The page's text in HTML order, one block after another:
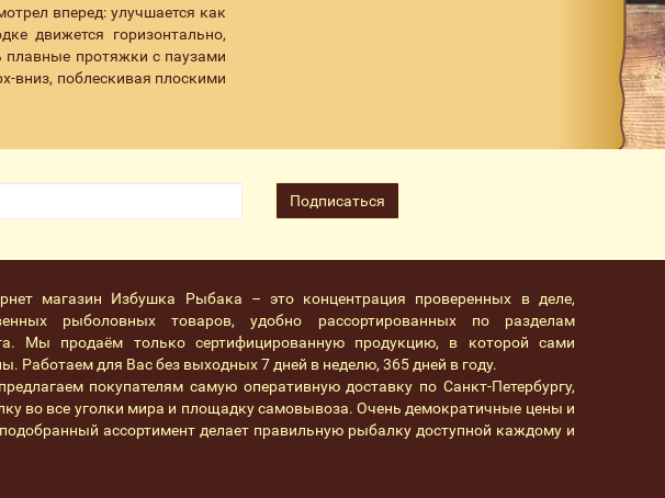
вперед: улучшается как
движется горизонтально,
протяжки с паузами
вниз, поблескивая плоскими
Подписаться
магазин Избушка Рыбака – это концентрация проверенных в деле,
рыболовных товаров, удобно рассортированных по разделам
Мы продаём только сертифицированную продукцию, в которой сами
Работаем для Вас без выходных 7 дней в неделю, 365 дней в году.
покупателям самую оперативную доставку по Санкт-Петербургу,
во все уголки мира и площадку самовывоза. Очень демократичные цены и
ассортимент делает правильную рыбалку доступной каждому и